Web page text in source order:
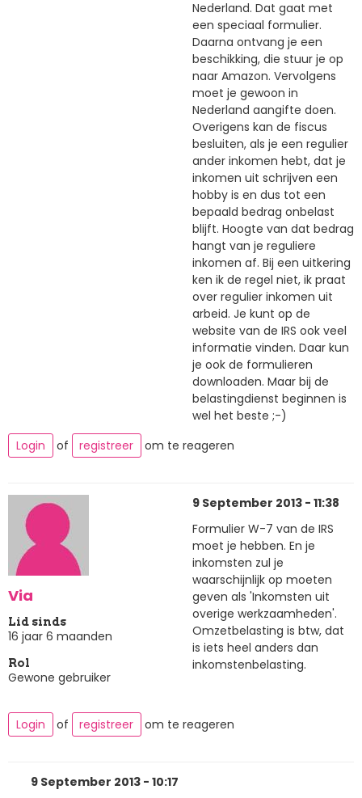
Nederland. Dat gaat met
een speciaal formulier.
Daarna ontvang je een
beschikking, die stuur je op
naar Amazon. Vervolgens
moet je gewoon in
Nederland aangifte doen.
Overigens kan de fiscus
besluiten, als je een regulier
ander inkomen hebt, dat je
inkomen uit schrijven een
hobby is en dus tot een
bepaald bedrag onbelast
blijft. Hoogte van dat bedrag
hangt van je reguliere
inkomen af. Bij een uitkering
ken ik de regel niet, ik praat
over regulier inkomen uit
arbeid. Je kunt op de
website van de IRS ook veel
informatie vinden. Daar kun
je ook de formulieren
downloaden. Maar bij de
belastingdienst beginnen is
wel het beste ;-)
Login
of registreer om te reageren
Via
Lid sinds
16 jaar 6 maanden
Rol
Gewone gebruiker
9 September 2013 - 11:38
Formulier W-7 van de IRS
moet je hebben. En je
inkomsten zul je
waarschijnlijk op moeten
geven als 'Inkomsten uit
overige werkzaamheden'.
Omzetbelasting is btw, dat
is iets heel anders dan
inkomstenbelasting.
Login of registreer om te reageren
9 September 2013 - 10:17